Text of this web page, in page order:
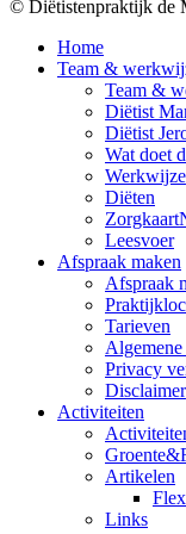
© Diëtistenpraktijk de
Home
Team &
Team &
Diëtist
Diëtist
Wat doet
Werkwijze
Diëten
Leesvoer
Afspraak maken
Afspraak
Tarieven
Privacy
Disclaimer
Activiteiten
Artikelen
Links